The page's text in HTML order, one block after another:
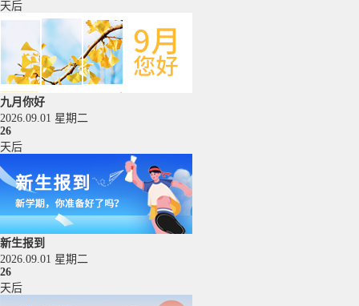
天后
九月你好
2026.09.01 星期二
26
天后
新生报到
2026.09.01 星期二
26
天后